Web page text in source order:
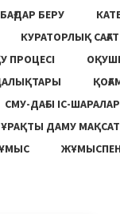
БЕРУ
КУРАТОРЛЫҚ
ПРОЦЕСІ
СМУ-ДАҒЫ ІС-ШАРАЛАР
ДАМУ